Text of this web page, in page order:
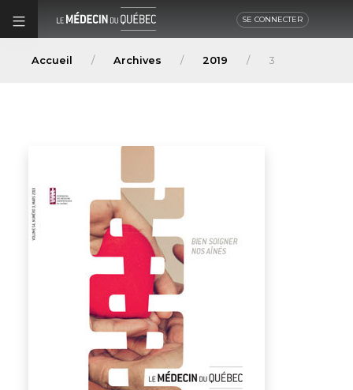
SE CONNECTER
Accueil Archives 2019 3